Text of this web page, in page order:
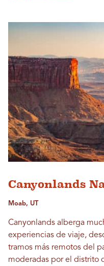
Canyonlands
Moab, UT
Canyonlands alberga
experiencias de viaje,
tramos más remotos del
moderadas por el distrito